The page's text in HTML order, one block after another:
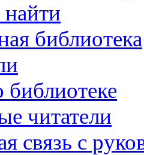
библиотека
читатели
связь с